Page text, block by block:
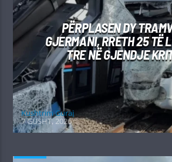
PËRPLASEN DY
GJERMANI, RRETH 25 TË
TRE NË GJENDJE
Kushtrim Guraj
7 GUSHT, 2026